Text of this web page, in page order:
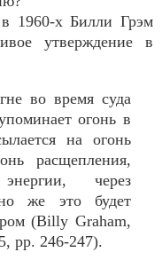
1960-х Билли Грэм
утверждение в
во время суда
огонь в
на огонь
расщепления,
через
же это будет
(Billy Graham,
pp. 246-247).